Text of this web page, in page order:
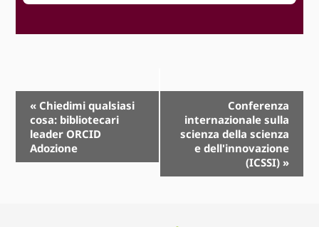
Navigazione
Evento
« Chiedimi qualsiasi
cosa: bibliotecari
leader ORCID
Adozione
Conferenza
internazionale sulla
scienza della scienza
e dell'innovazione
(ICSSI) »